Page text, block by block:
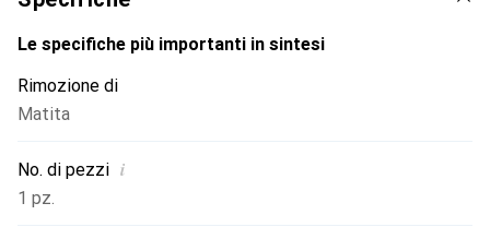
Le specifiche più importanti in sintesi
Rimozione di
Matita
No. di pezzi i
1 pz.